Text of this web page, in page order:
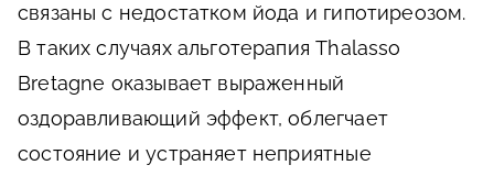
связаны с недостатком йода и гипотиреозом.
В таких случаях альготерапия Thalasso
Bretagne оказывает выраженный
оздоравливающий эффект, облегчает
состояние и устраняет неприятные